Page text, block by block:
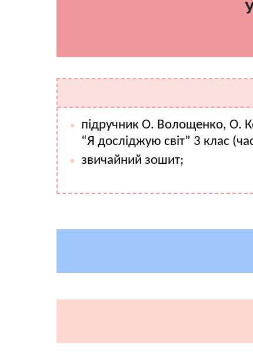
підручник О. Волощенко, О.
“Я досліджую світ” 3 клас
звичайний зошит;